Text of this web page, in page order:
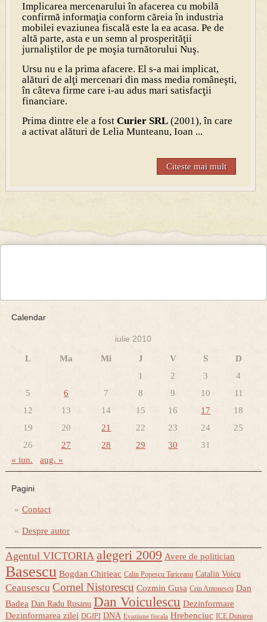
Implicarea mercenarului în afacerea cu mobilă
confirmă informaţia conform căreia în industria
mobilei evaziunea fiscală este la ea acasa. Pe de
altă parte, asta e un semn al prosperităţii
jurnaliştilor de pe moşia turnătorului Nuş.
Ursu nu e la prima afacere. El s-a mai implicat,
alături de alţi mercenari din mass media româneşti,
în câteva firme care i-au adus mari satisfacţii
financiare.
Prima dintre ele a fost Curier SRL(2001), în care
a activat alături de Lelia Munteanu, Ioan ...
Citeste mai mult
Calendar
iulie 2010
L Ma Mi J V S
D
1
2 3
4
5
6 7 8 9 10
11
12
13 14 15 16 17
18
19
20 21 22 23 24
25
26
27 28 29 30 31
« iun. aug. »
Pagini
Contact
Despre autor
Agentul VICTORIA alegeri 2009 Avere de politician
Basescu Bogdan Chirieac Calin Popescu Tariceanu Catalin Voicu
Ceausescu Cornel Nistorescu Cozmin Gusa Crin Antonescu Dan
Badea Dan Radu Rusanu Dan Voiculescu Dezinformare
Dezinformarea zilei DGIPI DNA Evaziune fiscala Hrebenciuc ICE Dunarea